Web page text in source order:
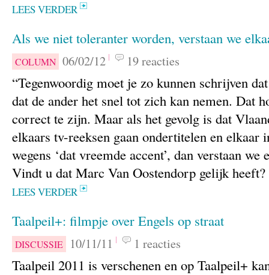
LEES VERDER
Als we niet toleranter worden, verstaan we
COLUMN 06/02/12 19 reacties
“Tegenwoordig moet je zo kunnen schrijven
dat de ander het snel tot zich kan nemen. Dat
correct te zijn. Maar als het gevolg is dat
elkaars tv-reeksen gaan ondertitelen en elkaar
wegens ‘dat vreemde accent’, dan verstaan
Vindt u dat Marc Van Oostendorp gelijk heeft?
LEES VERDER
Taalpeil+: filmpje over Engels op straat
DISCUSSIE 10/11/11 1 reacties
Taalpeil 2011 is verschenen en op Taalpeil+